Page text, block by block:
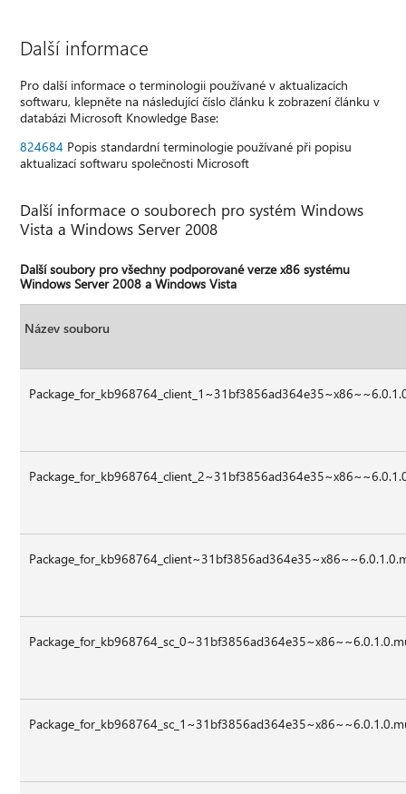
Další informace
Pro další informace o terminologii používané v aktualizacích
softwaru, klepněte na následující číslo článku k zobrazení článku v
databázi Microsoft Knowledge Base:
824684 Popis standardní terminologie používané při popisu
aktualizací softwaru společnosti Microsoft
Další informace o souborech pro systém Windows
Vista a Windows Server 2008
Další soubory pro všechny podporované verze x86 systému
Windows Server 2008 a Windows Vista
Název souboru